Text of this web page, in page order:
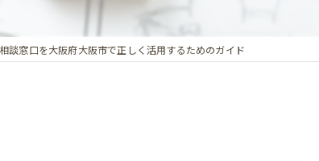
談窓口を大阪府大阪市で正しく活用するためのガイド